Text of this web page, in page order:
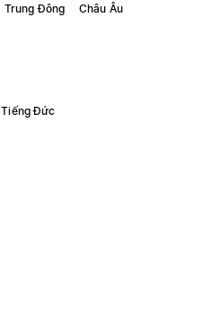
Trung Đông
Châu Âu
Tiếng Đức